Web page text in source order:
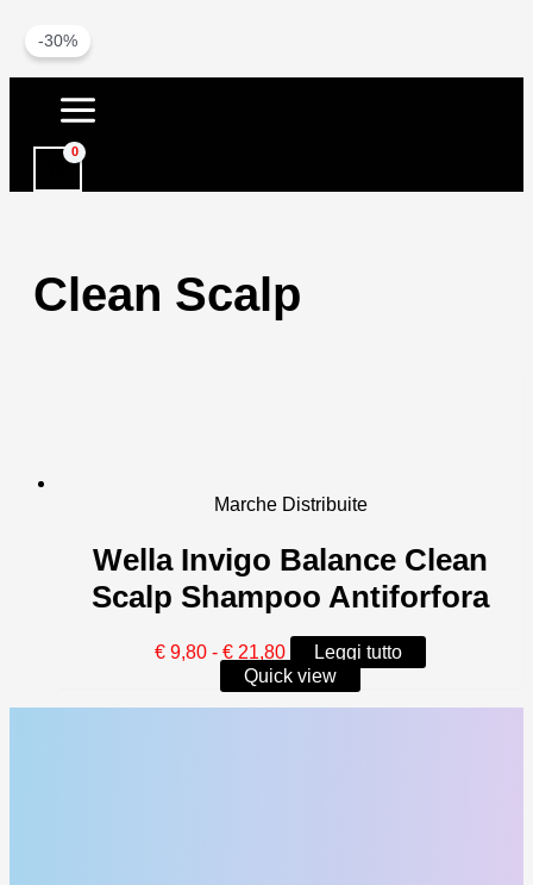
contenuto
Clean Scalp
-30%
Marche Distribuite
Wella Invigo Balance Clean
Scalp Shampoo Antiforfora
€ 9,80 - € 21,80Fascia
di
prezzo:
Leggi tutto
Quick view